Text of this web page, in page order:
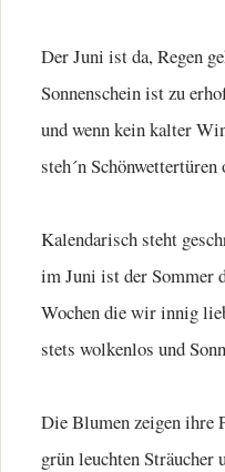
Der Juni ist da, Regen
Sonnenschein ist zu
und wenn kein kalter
steh´n Schönwettertüren
Kalendarisch steht
im Juni ist der Sommer
Wochen die wir innig
stets wolkenlos und
Die Blumen zeigen ihre
grün leuchten Sträucher